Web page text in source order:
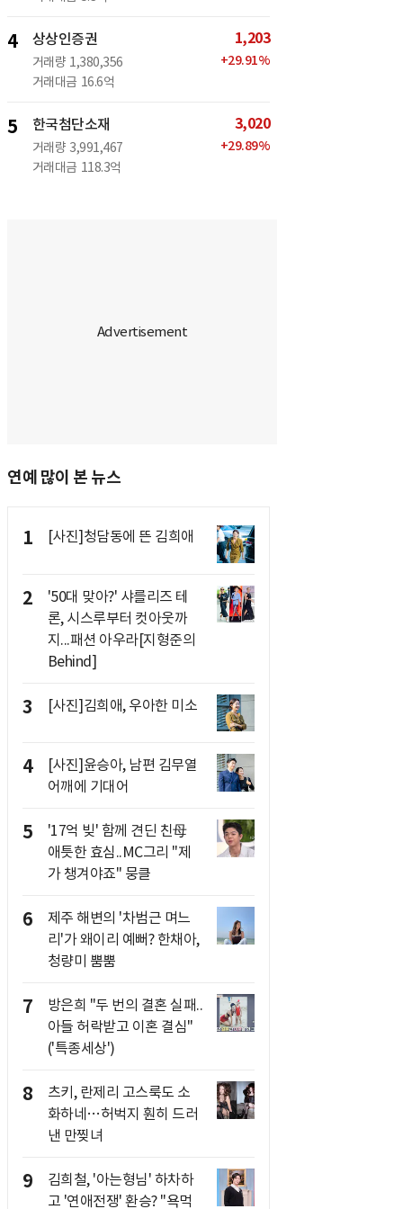
4 상상인증권
거래량 1,380,356
거래대금 16.6억
1,203
+29.91%
5 한국첨단소재
거래량 3,991,467
거래대금 118.3억
3,020
+29.89%
연예 많이 본 뉴스
1 [사진]청담동에 뜬 김희애
2
'50대 맞아?' 샤를리즈 테
론, 시스루부터 컷아웃까
지...패션 아우라[지형준의
Behind]
3 [사진]김희애, 우아한 미소
4
[사진]윤승아, 남편 김무열
어깨에 기대어
5
'17억 빚' 함께 견딘 친母
애틋한 효심..MC그리 "제
가 챙겨야죠" 뭉클
6
제주 해변의 '차범근 며느
리'가 왜이리 예뻐? 한채아,
청량미 뿜뿜
7
방은희 "두 번의 결혼 실패..
아들 허락받고 이혼 결심"
('특종세상')
8
츠키, 란제리 고스룩도 소
화하네…허벅지 훤히 드러
낸 만찢녀
9
김희철, '아는형님' 하차하
고 '연애전쟁' 환승? "욕먹